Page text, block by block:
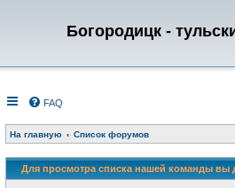
Богородицк -
FAQ
На главную Список форумов
Для просмотра списка нашей команды